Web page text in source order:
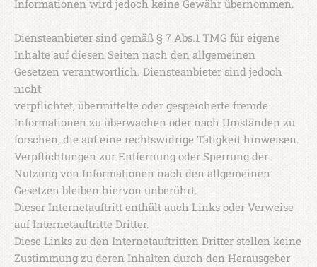
Informationen wird jedoch keine Gewähr übernommen.
Diensteanbieter sind gemäß § 7 Abs.1 TMG für eigene
Inhalte auf diesen Seiten nach den allgemeinen
Gesetzen verantwortlich. Diensteanbieter sind jedoch
nicht
verpflichtet, übermittelte oder gespeicherte fremde
Informationen zu überwachen oder nach Umständen zu
forschen, die auf eine rechtswidrige Tätigkeit hinweisen.
Verpflichtungen zur Entfernung oder Sperrung der
Nutzung von Informationen nach den allgemeinen
Gesetzen bleiben hiervon unberührt.
Dieser Internetauftritt enthält auch Links oder Verweise
auf Internetauftritte Dritter.
Diese Links zu den Internetauftritten Dritter stellen keine
Zustimmung zu deren Inhalten durch den Herausgeber